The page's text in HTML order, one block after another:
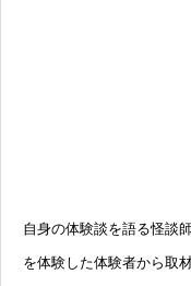
自身の体験談を語る怪談
を体験した体験者から取